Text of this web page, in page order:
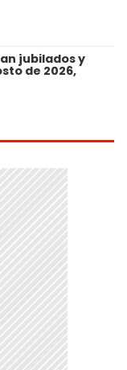
jubilados y
de 2026,